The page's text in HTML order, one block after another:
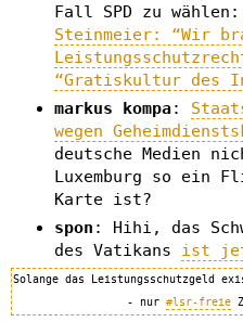
Fall SPD zu wählen:
Steinmeier: “Wir
“Gratiskultur des
markus kompa:
wegen
deutsche Medien
Luxemburg so ein
Karte ist?
spon : Hihi, das
des Vatikans ist
Solange das Leistungsschutzgeld
- nur #lsr-freie